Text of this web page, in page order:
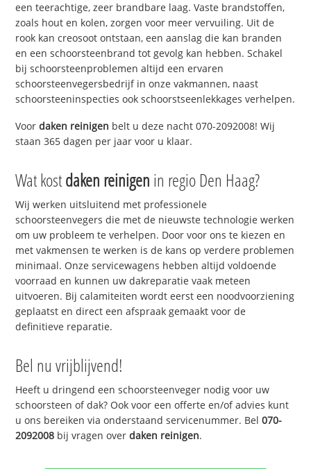
een teerachtige, zeer brandbare laag. Vaste brandstoffen,
zoals hout en kolen, zorgen voor meer vervuiling. Uit de
rook kan creosoot ontstaan, een aanslag die kan branden
en een schoorsteenbrand tot gevolg kan hebben. Schakel
bij schoorsteenproblemen altijd een ervaren
schoorsteenvegersbedrijf in onze vakmannen, naast
schoorsteeninspecties ook schoorstseenlekkages verhelpen.
Voordaken reinigen belt u deze nacht 070-2092008! Wij
staan 365 dagen per jaar voor u klaar.
Wat kostdaken reinigen in regio Den Haag?
Wij werken uitsluitend met professionele
schoorsteenvegers die met de nieuwste technologie werken
om uw probleem te verhelpen. Door voor ons te kiezen en
met vakmensen te werken is de kans op verdere problemen
minimaal. Onze servicewagens hebben altijd voldoende
voorraad en kunnen uw dakreparatie vaak meteen
uitvoeren. Bij calamiteiten wordt eerst een noodvoorziening
geplaatst en direct een afspraak gemaakt voor de
definitieve reparatie.
Bel nu vrijblijvend!
Heeft u dringend een schoorsteenveger nodig voor uw
schoorsteen of dak? Ook voor een offerte en/of advies kunt
u ons bereiken via onderstaand servicenummer. Bel070-
2092008 bij vragen overdaken reinigen.